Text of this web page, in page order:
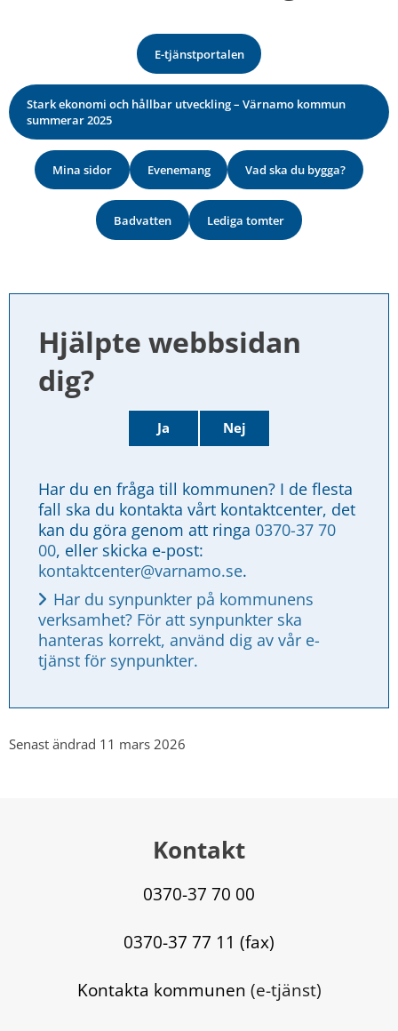
E-tjänstportalen
Stark ekonomi och hållbar utveckling – Värnamo kommun
summerar 2025
Mina sidor Evenemang Vad ska du bygga?
Badvatten Lediga tomter
Hjälpte webbsidan
dig?
Ja Nej
Har du en fråga till kommunen? I de flesta
fall ska du kontakta vårt kontaktcenter, det
kan du göra genom att ringa 0370-37 70
00
kontaktcenter@varnamo.se.
Har du synpunkter på kommunens
verksamhet? För att synpunkter ska
hanteras korrekt, använd dig av vår e-
tjänst för synpunkter.
Senast ändrad 11 mars 2026
Kontakt
0370-37 70 00
0370-37 77 11 (fax)
Kontakta kommunen (e-tjänst)